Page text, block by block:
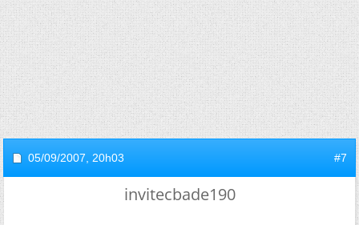
05/09/2007, 20h03 #7
invitecbade190